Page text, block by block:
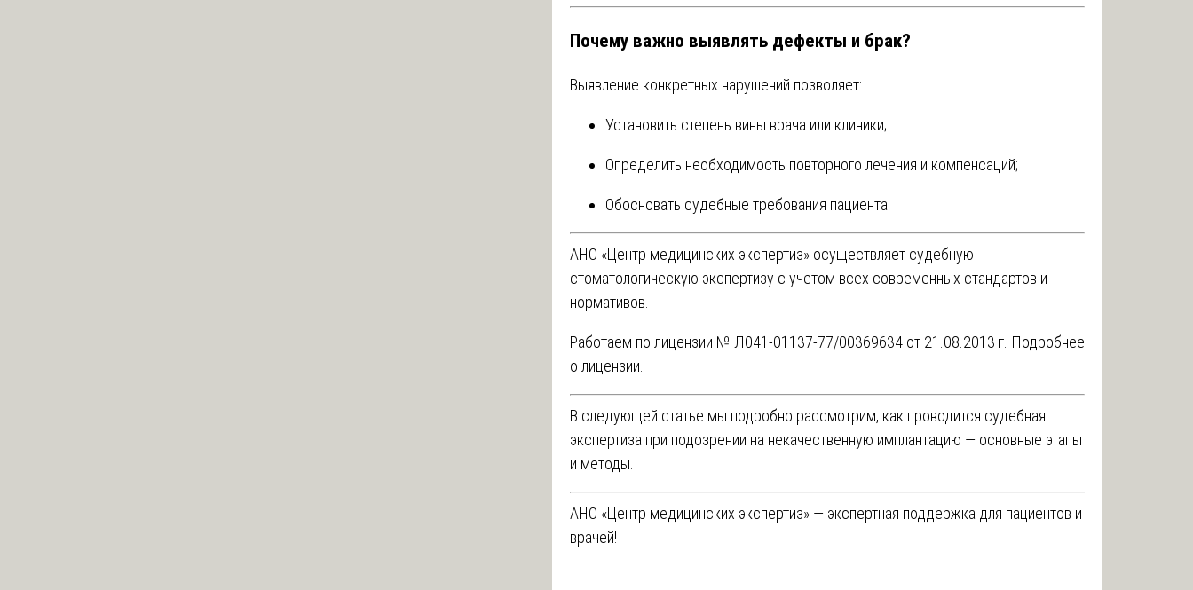
Почему важно выявлять дефекты и брак?
Выявление конкретных нарушений позволяет:
Установить степень вины врача или клиники;
Определить необходимость повторного лечения и компенсаций;
Обосновать судебные требования пациента.
АНО «Центр медицинских экспертиз» осуществляет судебную
стоматологическую экспертизу с учетом всех современных стандартов и
нормативов.
Работаем по лицензии № Л041-01137-77/00369634 от 21.08.2013 г. Подробнее
о лицензии
В следующей статье мы подробно рассмотрим, как проводится судебная
экспертиза при подозрении на некачественную имплантацию — основные этапы
и методы.
АНО «Центр медицинских экспертиз» — экспертная поддержка для пациентов и
врачей!